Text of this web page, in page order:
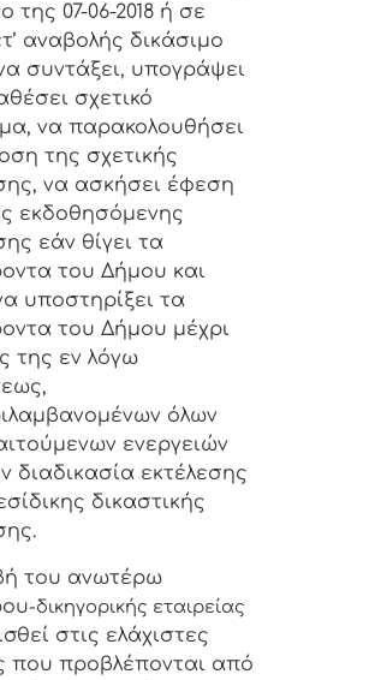
της 07-06-2018 ή σε
αναβολής δικάσιμο
συντάξει, υπογράψει
σχετικό
να παρακολουθήσει
της σχετικής
να ασκήσει έφεση
εκδοθησόμενης
εάν θίγει τα
του Δήμου και
υποστηρίξει τα
του Δήμου μέχρι
της εν λόγω
όλων
ενεργειών
διαδικασία εκτέλεσης
δικαστικής
του ανωτέρω
-δικηγορικής εταιρείας
στις ελάχιστες
που προβλέπονται από